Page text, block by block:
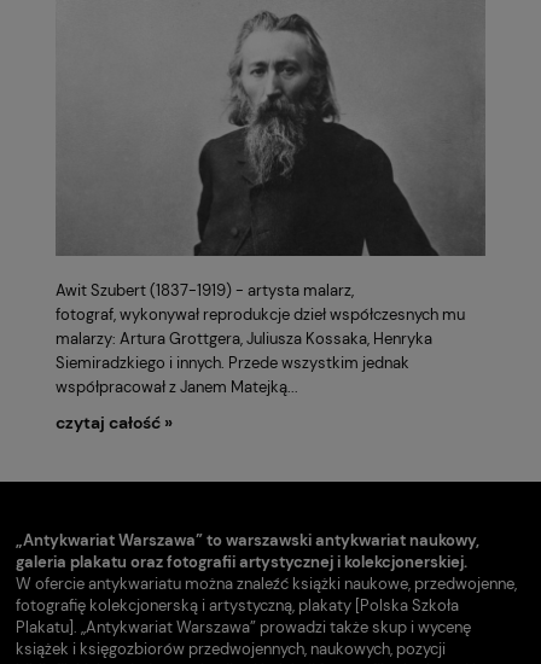
Awit Szubert (1837-1919) - artysta malarz,
fotograf, wykonywał reprodukcje dzieł współczesnych mu
malarzy: Artura Grottgera, Juliusza Kossaka, Henryka
Siemiradzkiego i innych. Przede wszystkim jednak
współpracował z Janem Matejką...
czytaj całość »
„Antykwariat Warszawa” to warszawski antykwariat naukowy,
galeria plakatu oraz fotografii artystycznej i kolekcjonerskiej.
W ofercie antykwariatu można znaleźć książki naukowe, przedwojenne,
fotografię kolekcjonerską i artystyczną, plakaty [Polska Szkoła
Plakatu]. „Antykwariat Warszawa” prowadzi także skup i wycenę
książek i księgozbiorów przedwojennych, naukowych, pozycji